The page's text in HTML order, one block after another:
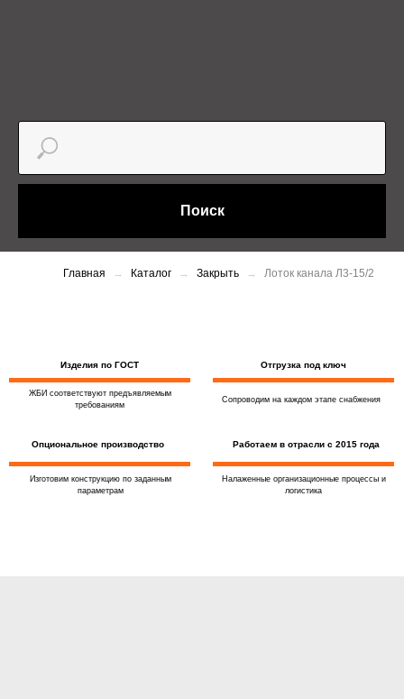
Поиск
Главная Каталог Закрыть Лоток канала Л3-15/2
Изделия по ГОСТ
ЖБИ соответствуют предъявляемым
требованиям
Изготовим конструкцию по заданным
параметрам
Опциональное производство
Отгрузка под ключ
Сопроводим на каждом этапе снабжения
Налаженные организационные процессы и
логистика
Работаем в отрасли с 2015 года